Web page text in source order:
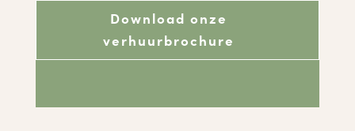
Download onze
verhuurbrochure